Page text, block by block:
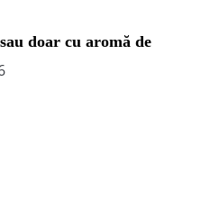
doar cu aromă de